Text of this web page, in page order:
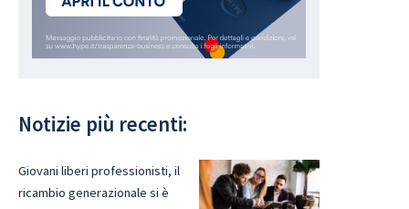
Notizie più recenti:
Giovani liberi professionisti, il
ricambio generazionale si è